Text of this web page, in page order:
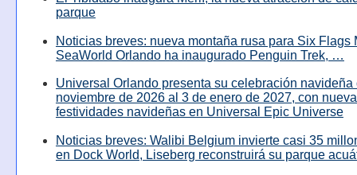
parque
Noticias breves: nueva montaña rusa para Six Flags
SeaWorld Orlando ha inaugurado Penguin Trek, …
Universal Orlando presenta su celebración navideña
noviembre de 2026 al 3 de enero de 2027, con
festividades navideñas en Universal Epic Universe
Noticias breves: Walibi Belgium invierte casi 35
en Dock World, Liseberg reconstruirá su parque